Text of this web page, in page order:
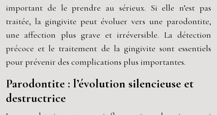
important de le prendre au sérieux. Si elle n’est pas
traitée, la gingivite peut évoluer vers une parodontite,
une affection plus grave et irréversible. La détection
précoce et le traitement de la gingivite sont essentiels
pour prévenir des complications plus importantes.
Parodontite : l’évolution silencieuse et
destructrice